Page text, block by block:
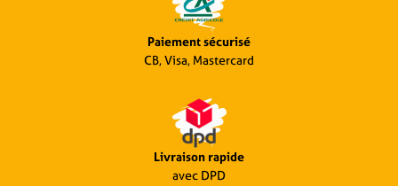
Paiement sécurisé
CB, Visa, Mastercard
Livraison rapide
avec DPD